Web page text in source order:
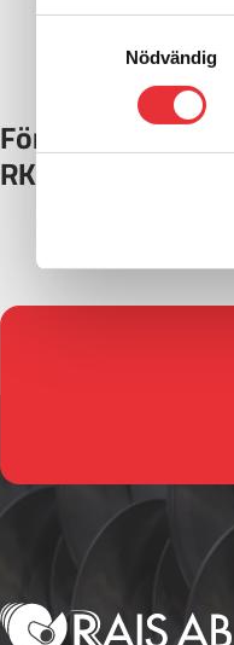
Nödvändig
För mer
RK 160, kontakta